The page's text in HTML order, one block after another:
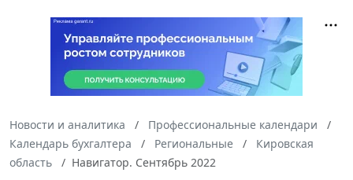
Новости и аналитика
Профессиональные календари
Календарь бухгалтера
Региональные
Кировская
область
Навигатор. Сентябрь 2022